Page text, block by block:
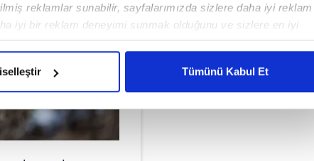
reklamlar sunabilir, sayfalarımızda sizlere daha iyi reklam
iyi bir reklam deneyimi sunmak olduğunu ve sizlere en iyi
ve bu noktada, reklamların maliyetlerimizi karşılamak
kullanıcılara hedefli reklamlar gösterilmeyecektir."
kendimize ve üçüncü kişilere ait çerezler kullanılmaktadır. Bu
olan çerezler bilgi toplumu hizmetlerinin sunulması
Tümünü Kabul Et